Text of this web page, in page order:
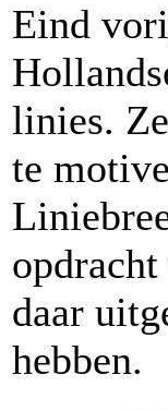
Eind
linies.
te
daar
hebben.